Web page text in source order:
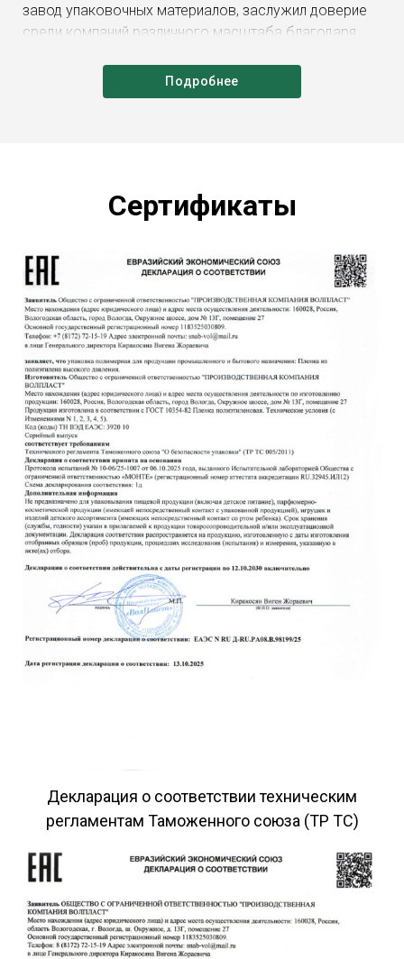
завод упаковочных материалов, заслужил доверие
среди компаний различного масштаба благодаря
идеальное соотношение цены и качества. Для нас
важно понимать потребности клиентов, поэтому
Наша цель – обеспечить комфорт и простоту
Мы проведем вас через весь путь от выбора до
поставки:
Подайте заявку онлайн или свяжитесь с нами по
телефону.
Получите консультацию специалиста по выбору
оптимального материала и расчета стоимости.
Заключите договор с указанием всех условий и
сроков поставок.
После внесения предоплаты начнется
изготовление вашей партии пленки.
Оптовая закупка доступна начиная с минимального
объема – всего от 500 кг.
Сотрудничество с заводом по
быстро и качественно изготавливать продукцию
согласно стандартам качества. Все процессы
контролем опытных сотрудников. Логистика
организована таким образом, чтобы избежать
задержек и гарантировать своевременную поставку
товаров. Если объем заказа превышает 5 тонн, мы
обеспечиваем бесплатную доставку по всей
Подробнее
Сертификаты
Декларация о соответствии техническим
регламентам Таможенного союза (ТР ТС)